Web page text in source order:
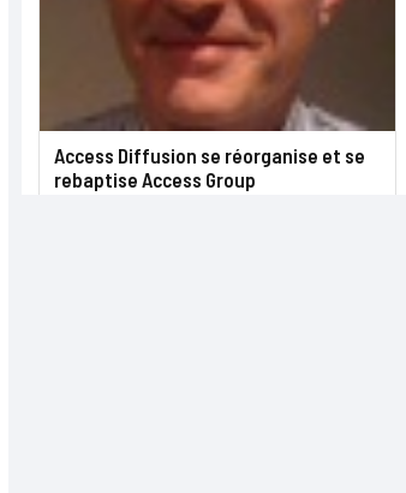
Access Diffusion se réorganise et se
rebaptise Access Group